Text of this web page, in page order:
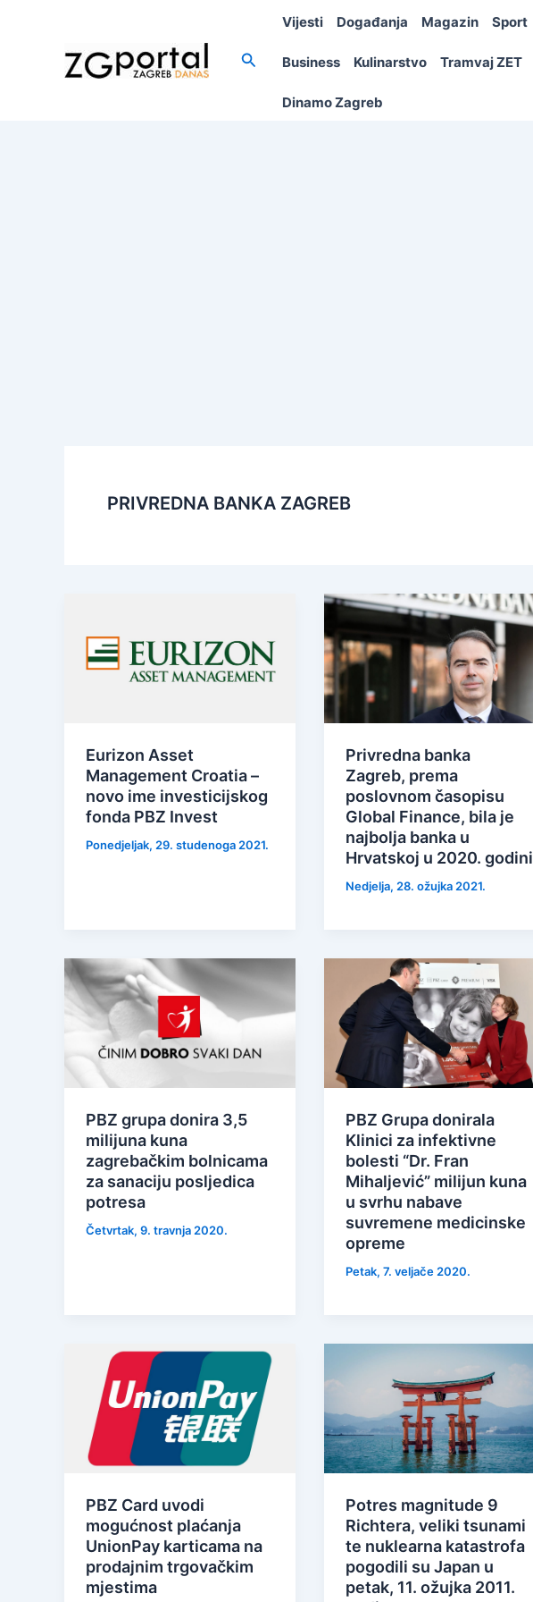
Search
Vijesti Događanja Magazin Sport
Business Kulinarstvo Tramvaj ZET
Dinamo Zagreb
PRIVREDNA BANKA ZAGREB
Eurizon Asset
Management Croatia –
novo ime investicijskog
fonda PBZ Invest
Ponedjeljak, 29. studenoga 2021.
Privredna banka
Zagreb, prema
poslovnom časopisu
Global Finance, bila je
najbolja banka u
Hrvatskoj u 2020. godini
Nedjelja, 28. ožujka 2021.
PBZ grupa donira 3,5
milijuna kuna
zagrebačkim bolnicama
za sanaciju posljedica
potresa
Četvrtak, 9. travnja 2020.
PBZ Grupa donirala
Klinici za infektivne
bolesti “Dr. Fran
Mihaljević” milijun kuna
u svrhu nabave
suvremene medicinske
opreme
Petak, 7. veljače 2020.
PBZ Card uvodi
mogućnost plaćanja
UnionPay karticama na
prodajnim trgovačkim
mjestima
Potres magnitude 9
Richtera, veliki tsunami
te nuklearna katastrofa
pogodili su Japan u
petak, 11. ožujka 2011.